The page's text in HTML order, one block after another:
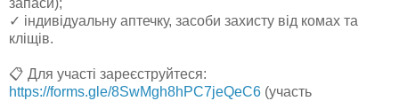
запаси);
✓ індивідуальну аптечку, засоби захисту від комах та
кліщів.
📋 Для участі зареєструйтеся:
https://forms.gle/8SwMgh8hPC7jeQeC6 (участь